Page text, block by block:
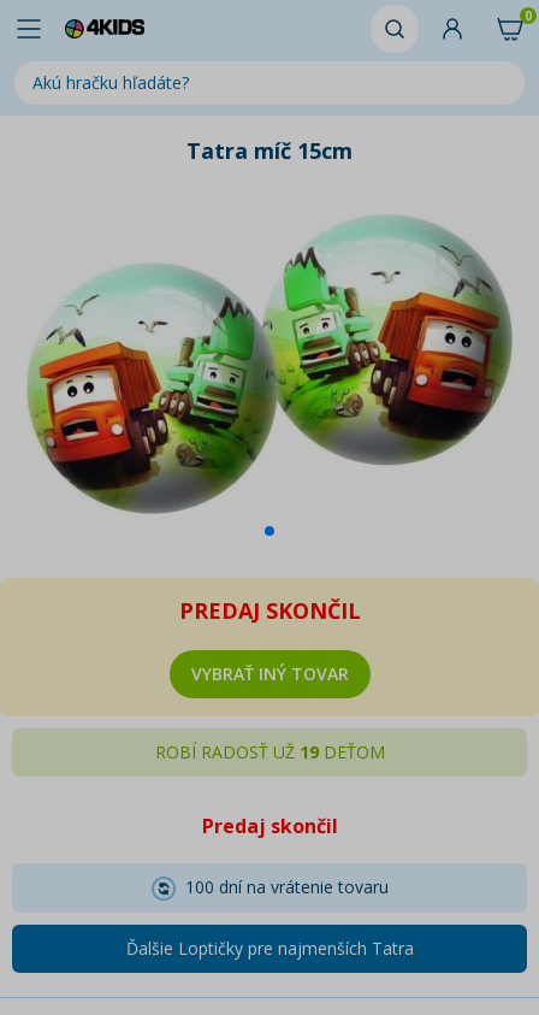
0
Tatra míč 15cm
PREDAJ SKONČIL
VYBRAŤ INÝ TOVAR
ROBÍ RADOSŤ UŽ 19DEŤOM
Predaj skončil
100 dní na vrátenie tovaru
Ďalšie Loptičky pre najmenších Tatra